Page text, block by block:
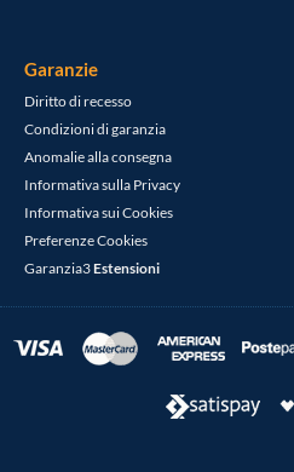
Garanzie
Diritto di recesso
Condizioni di garanzia
Anomalie alla consegna
Informativa sulla Privacy
Informativa sui Cookies
Preferenze Cookies
Garanzia3Estensioni